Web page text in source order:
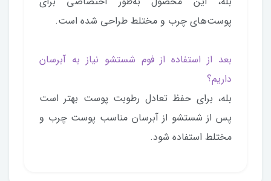
پوست‌های چرب و مختلط طراحی شده است.
بعد از استفاده از فوم شستشو نیاز به آبرسان
داریم؟
بله، برای حفظ تعادل رطوبت پوست بهتر است
پس از شستشو از آبرسان مناسب پوست چرب و
مختلط استفاده شود.